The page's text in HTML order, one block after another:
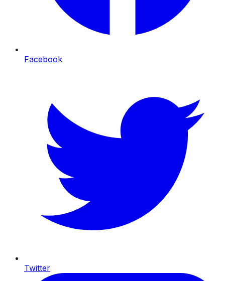
Facebook
Twitter